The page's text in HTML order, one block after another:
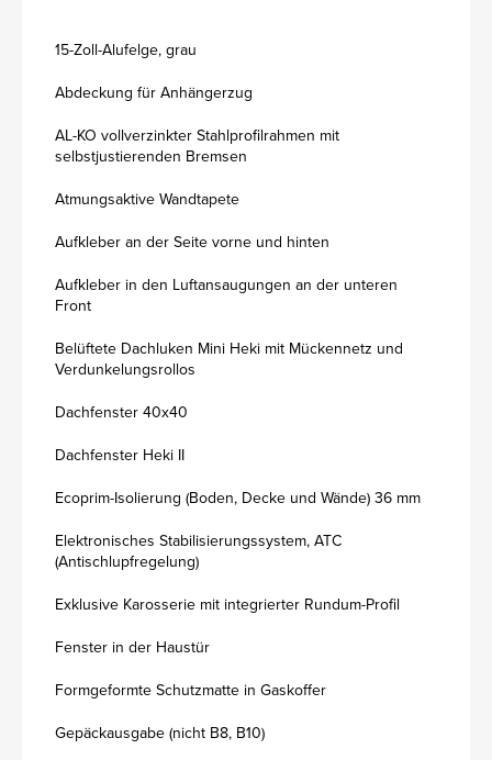
15-Zoll-Alufelge, grau
Abdeckung für Anhängerzug
AL-KO vollverzinkter Stahlprofilrahmen mit
selbstjustierenden Bremsen
Atmungsaktive Wandtapete
Aufkleber an der Seite vorne und hinten
Aufkleber in den Luftansaugungen an der unteren
Front
Belüftete Dachluken Mini Heki mit Mückennetz und
Verdunkelungsrollos
Dachfenster 40x40
Dachfenster Heki II
Ecoprim-Isolierung (Boden, Decke und Wände) 36 mm
Elektronisches Stabilisierungssystem, ATC
(Antischlupfregelung)
Exklusive Karosserie mit integrierter Rundum-Profil
Fenster in der Haustür
Formgeformte Schutzmatte in Gaskoffer
Gepäckausgabe (nicht B8, B10)